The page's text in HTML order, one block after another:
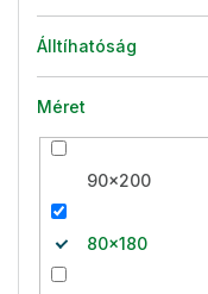
Álltíhatóság
Méret
90x200
80x180